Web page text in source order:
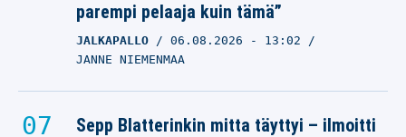
parempi pelaaja kuin tämä”
JALKAPALLO 06.08.2026 - 13:02
JANNE NIEMENMAA
Sepp Blatterinkin mitta täyttyi – ilmoitti